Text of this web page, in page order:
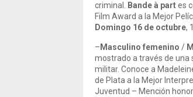
criminal.
Bande à partes
Film Award a la Mejor
Domingo 16 de octubre,
– Masculino femenino /
mostrado a través de una
militar. Conoce a
de Plata a la Mejor
Juventud – Mención